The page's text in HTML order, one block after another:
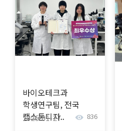
바이오테크과
학생연구팀, 전국
캡스톤디자..
2026-01-27 836